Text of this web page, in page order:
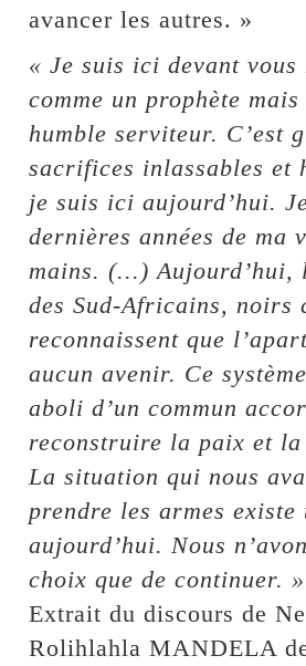
avancer les autres. »
« Je suis ici devant vous
comme un prophète
humble serviteur. C’est
sacrifices inlassables et
je suis ici aujourd’hui.
dernières années de ma
mains. (...) Aujourd’hui,
des Sud-Africains, noirs
reconnaissent que
aucun avenir. Ce
aboli d’un commun
reconstruire la paix et
La situation qui nous
prendre les armes existe
aujourd’hui. Nous
choix que de continuer. »
Extrait du discours de
Rolihlahla MANDELA